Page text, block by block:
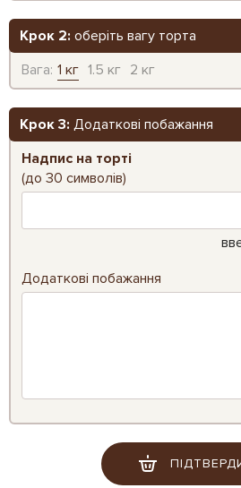
Крок 2: оберіть вагу торта
Вага: 1 кг 1.5 кг 2 кг
Крок 3: Додаткові побажання
Надпис на торті
(до 30 символів)
Додаткові побажання